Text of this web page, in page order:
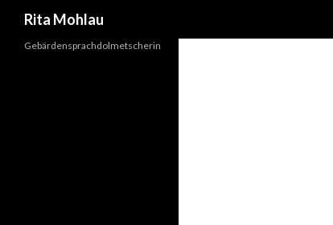
Rita Mohlau
Gebärdensprachdolmetscherin